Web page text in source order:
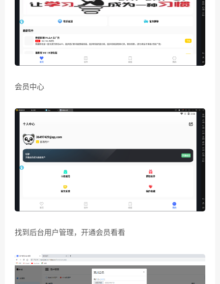
会员中心
找到后台用户管理，开通会员看看